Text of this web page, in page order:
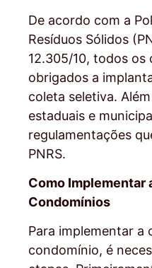
De acordo com a
Resíduos Sólidos
12.305/10, todos os
obrigados a
coleta seletiva.
estaduais e
regulamentações
PNRS.
Como Implementar
Condomínios
Para implementar a
condomínio, é